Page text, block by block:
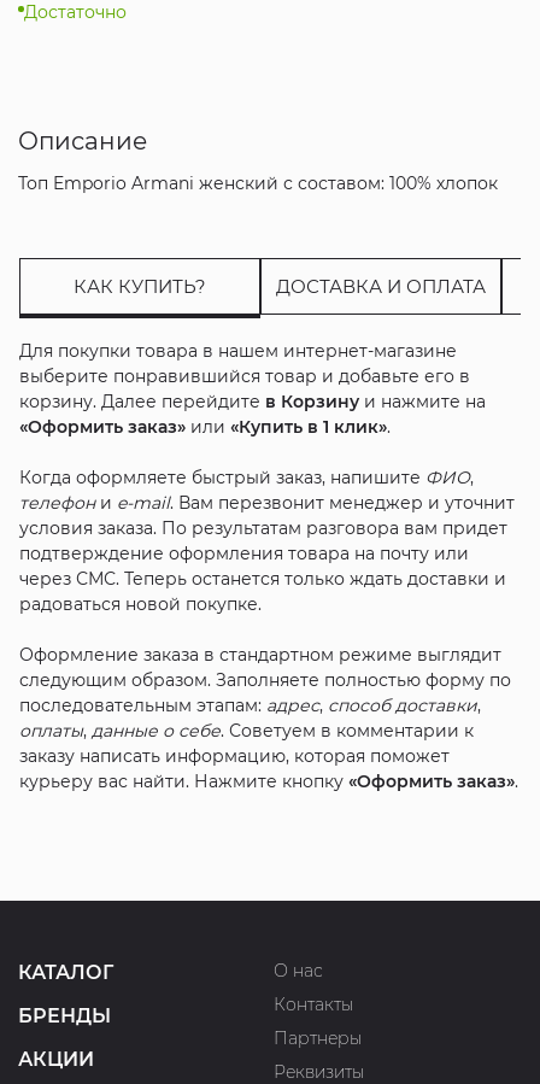
Достаточно
Описание
Топ Emporio Armani женский с составом: 100% хлопок
КАК КУПИТЬ? ДОСТАВКА И ОПЛАТА
Для покупки товара в нашем интернет-магазине
выберите понравившийся товар и добавьте его в
корзину. Далее перейдите в Корзинуи нажмите на
«Оформить заказ»или «Купить в 1 клик».
Когда оформляете быстрый заказ, напишите ФИО,
телефони e-mail. Вам перезвонит менеджер и уточнит
условия заказа. По результатам разговора вам придет
подтверждение оформления товара на почту или
через СМС. Теперь останется только ждать доставки и
радоваться новой покупке.
Оформление заказа в стандартном режиме выглядит
следующим образом. Заполняете полностью форму по
последовательным этапам: адрес, способ доставки,
оплаты, данные о себе. Советуем в комментарии к
заказу написать информацию, которая поможет
курьеру вас найти. Нажмите кнопку «Оформить заказ».
КАТАЛОГ
БРЕНДЫ
АКЦИИ
О нас
Контакты
Партнеры
Реквизиты